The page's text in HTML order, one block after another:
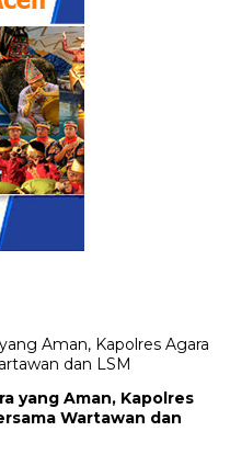
yang Aman, Kapolres
Wartawan dan